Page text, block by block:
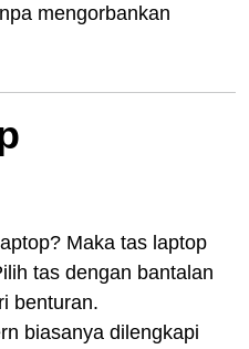
mengorbankan
Maka tas laptop
tas dengan bantalan
benturan.
biasanya dilengkapi